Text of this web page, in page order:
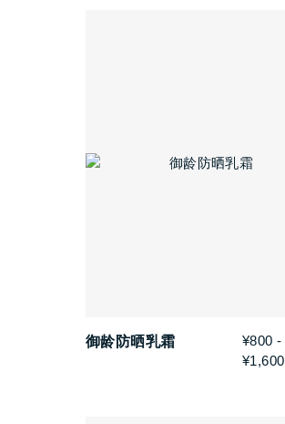
御龄防晒乳霜
¥800 -
¥1,600